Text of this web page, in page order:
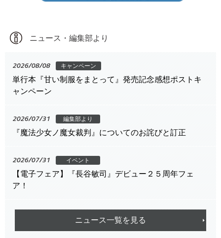
ニュース・編集部より
2026/08/08 キャンペーン
単行本『甘い制服をまとって』発売記念感想ポストキ
ャンペーン
2026/07/31 編集部より
『魔法少女ノ魔女裁判』についてのお詫びと訂正
2026/07/31 イベント
【電子フェア】『長谷敏司』デビュー２５周年フェ
ア！
ニュース一覧を見る